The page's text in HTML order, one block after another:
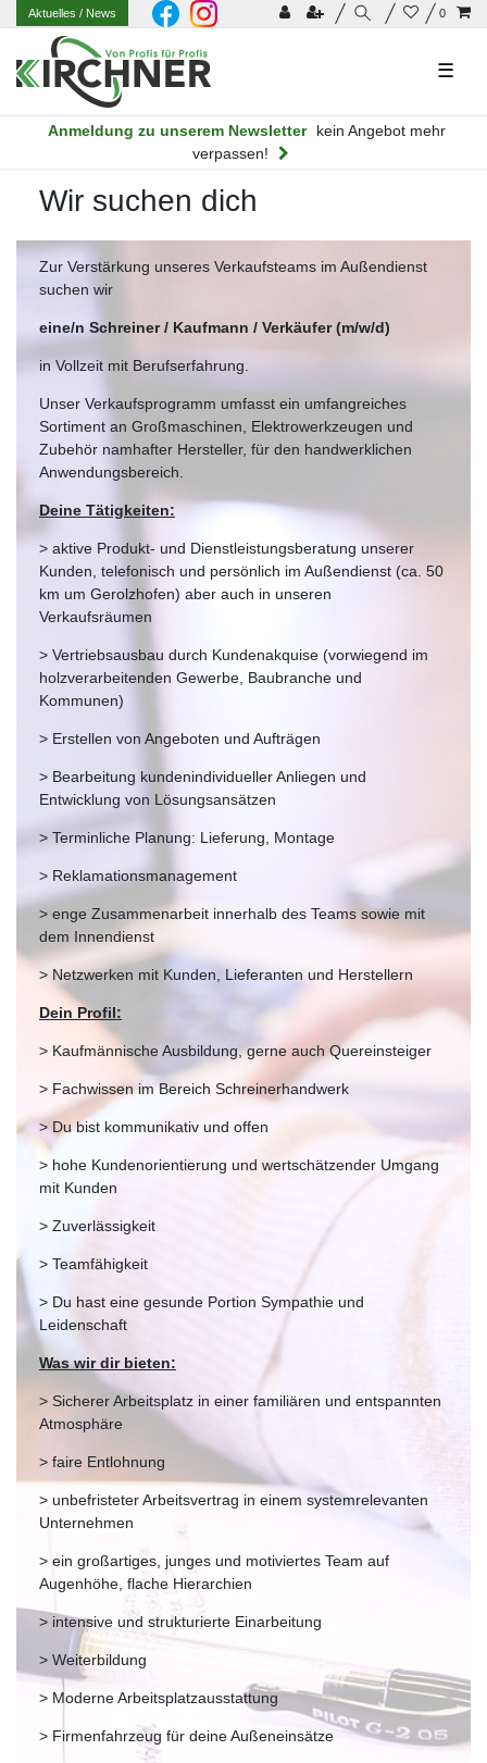
0
Aktuelles/ News
☰
Anmeldung zu unserem Newsletter
kein Angebot mehr
verpassen!
Wir suchen dich
Zur Verstärkung unseres Verkaufsteams im Außendienst
suchen wir
eine/n Schreiner / Kaufmann / Verkäufer (m/w/d)
in Vollzeit mit Berufserfahrung.
Unser Verkaufsprogramm umfasst ein umfangreiches
Sortiment an Großmaschinen, Elektrowerkzeugen und
Zubehör namhafter Hersteller, für den handwerklichen
Anwendungsbereich.
Deine Tätigkeiten:
> aktive Produkt- und Dienstleistungsberatung unserer
Kunden, telefonisch und persönlich im Außendienst (ca. 50
km um Gerolzhofen) aber auch in unseren
Verkaufsräumen
> Vertriebsausbau durch Kundenakquise (vorwiegend im
holzverarbeitenden Gewerbe, Baubranche und
Kommunen)
> Erstellen von Angeboten und Aufträgen
> Bearbeitung kundenindividueller Anliegen und
Entwicklung von Lösungsansätzen
> Terminliche Planung: Lieferung, Montage
> Reklamationsmanagement
> enge Zusammenarbeit innerhalb des Teams sowie mit
dem Innendienst
> Netzwerken mit Kunden, Lieferanten und Herstellern
Dein Profil:
> Kaufmännische Ausbildung, gerne auch Quereinsteiger
> Fachwissen im Bereich Schreinerhandwerk
> Du bist kommunikativ und offen
> hohe Kundenorientierung und wertschätzender Umgang
mit Kunden
> Zuverlässigkeit
> Teamfähigkeit
> Du hast eine gesunde Portion Sympathie und
Leidenschaft
Was wir dir bieten:
> Sicherer Arbeitsplatz in einer familiären und entspannten
Atmosphäre
> faire Entlohnung
> unbefristeter Arbeitsvertrag in einem systemrelevanten
Unternehmen
> ein großartiges, junges und motiviertes Team auf
Augenhöhe, flache Hierarchien
> intensive und strukturierte Einarbeitung
> Weiterbildung
> Moderne Arbeitsplatzausstattung
> Firmenfahrzeug für deine Außeneinsätze